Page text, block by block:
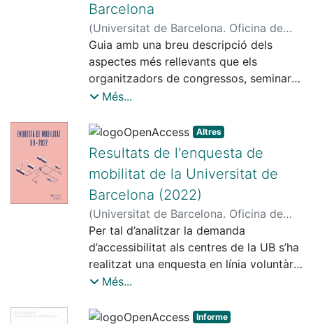
Barcelona
(Universitat de Barcelona. Oficina de
Seguretat, Salut i Medi Ambient,2023
Universitat de Barcelona. Oficina de
Seguretat, Salut i Medi Ambient
Guia amb una breu descripció dels
aspectes més rellevants que els
organitzadors de congressos, seminaris,
jornades o similars poden incorporar
sostenible.
Més...
Altres
Resultats de l'enquesta de
mobilitat de la Universitat de
Barcelona (2022)
(Universitat de Barcelona. Oficina de
Seguretat, Salut i Medi Ambient
Universitat de Barcelona. Oficina de
Seguretat, Salut i Medi Ambient
Per tal d’analitzar la demanda
d’accessibilitat als centres de la UB s’ha
realitzat una enquesta en línia voluntària
al personal que estudia o treballa en els
febrer al 15 de març de 2022.
Més...
Informe